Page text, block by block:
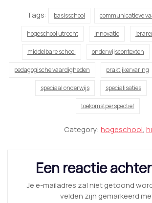
Tags:
basisschool communicatieve
hogeschool utrecht innovatie
middelbare school onderwijscontexten
pedagogische vaardigheden praktijkervaring
speciaal onderwijs specialisaties
toekomstperspectief
Category: hogeschool,
Een reactie
Je e-mailadres zal niet getoond
velden zijn gemarkeerd